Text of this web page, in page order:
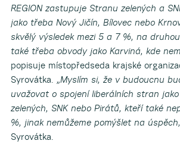
REGION zastupuje Stranu zelených a
jako třeba Nový Jičín, Bílovec nebo
skvělý výsledek mezi 5 a 7 %, na
také třeba obvody jako Karviná, kde
popisuje místopředseda krajské
Syrovátka. „Myslím si, že v budoucnu
uvažovat o spojení liberálních stran
zelených, SNK nebo Pirátů, kteří také
%, jinak nemůžeme pomýšlet na
Syrovátka.